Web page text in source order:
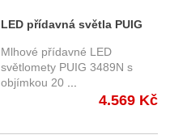
LED přídavná světla PUIG
3489N , homologované
Mlhové přídavné LED
světlomety PUIG 3489N s
objímkou 20
4.569 Kč